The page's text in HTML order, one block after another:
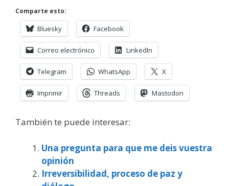
Comparte esto:
Bluesky Facebook
Correo electrónico LinkedIn
Telegram WhatsApp X
Imprimir Threads Mastodon
También te puede interesar:
Una pregunta para que me deis vuestra
opinión
Irreversibilidad, proceso de paz y